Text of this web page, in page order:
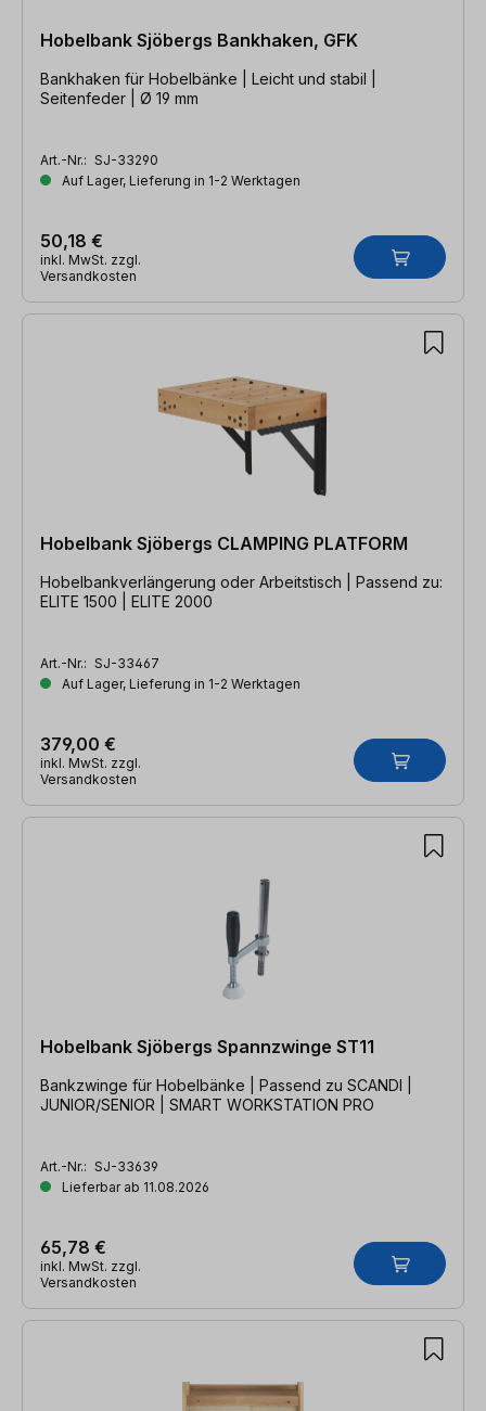
Hobelbank Sjöbergs Bankhaken, GFK
Bankhaken für Hobelbänke | Leicht und stabil |
Seitenfeder | Ø 19 mm
Art.-Nr.: SJ-33290
Auf Lager, Lieferung in 1-2 Werktagen
50,18 €
inkl. MwSt. zzgl.
Versandkosten
Hobelbank Sjöbergs CLAMPING PLATFORM
Hobelbankverlängerung oder Arbeitstisch | Passend zu:
ELITE 1500 | ELITE 2000
Art.-Nr.: SJ-33467
Auf Lager, Lieferung in 1-2 Werktagen
379,00 €
inkl. MwSt. zzgl.
Versandkosten
Hobelbank Sjöbergs Spannzwinge ST11
Bankzwinge für Hobelbänke | Passend zu SCANDI |
JUNIOR/SENIOR | SMART WORKSTATION PRO
Art.-Nr.: SJ-33639
Lieferbar ab 11.08.2026
65,78 €
inkl. MwSt. zzgl.
Versandkosten